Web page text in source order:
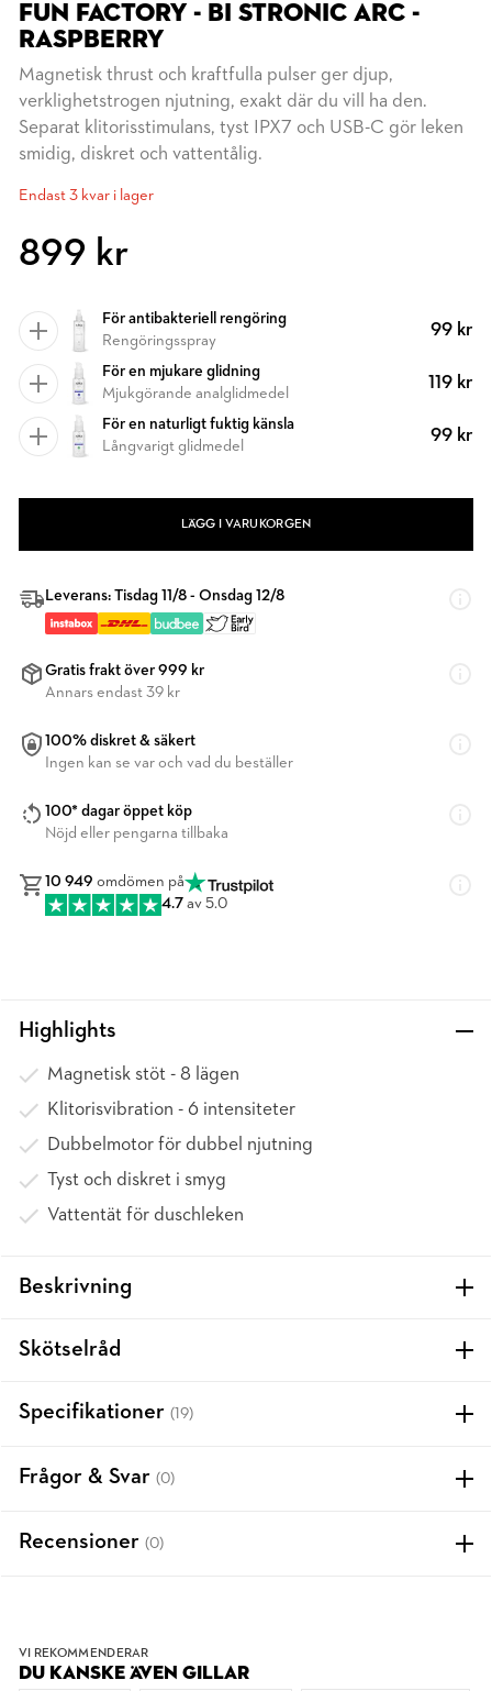
FUN FACTORY - BI STRONIC ARC -
RASPBERRY
Magnetisk thrust och kraftfulla pulser ger djup,
verklighetstrogen njutning, exakt där du vill ha den.
Separat klitorisstimulans, tyst IPX7 och USB-C gör leken
smidig, diskret och vattentålig.
Endast 3 kvar i lager
899 kr
För antibakteriell rengöring
Rengöringsspray
99 kr
För en mjukare glidning
Mjukgörande analglidmedel
119 kr
För en naturligt fuktig känsla
Långvarigt glidmedel
99 kr
LÄGG I VARUKORGEN
Leverans: Tisdag 11/8 - Onsdag 12/8
Gratis frakt över 999 kr
Annars endast 39 kr
100% diskret & säkert
Ingen kan se var och vad du beställer
100* dagar öppet köp
Nöjd eller pengarna tillbaka
10 949 omdömen på
4.7 av 5.0
Highlights
Magnetisk stöt - 8 lägen
Klitorisvibration - 6 intensiteter
Dubbelmotor för dubbel njutning
Tyst och diskret i smyg
Vattentät för duschleken
Beskrivning
Skötselråd
Specifikationer (19)
Frågor & Svar (0)
Recensioner (0)
VI REKOMMENDERAR
DU KANSKE ÄVEN GILLAR